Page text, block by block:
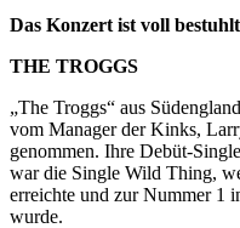
Das Konzert ist voll
THE TROGGS
„The Troggs“ aus
vom Manager der Kinks,
genommen. Ihre Debüt-
war die Single Wild Thing,
erreichte und zur Nummer 1
wurde.